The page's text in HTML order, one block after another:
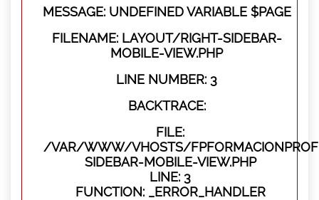
MESSAGE: UNDEFINED VARIABLE $PAGE
FILENAME: LAYOUT/RIGHT-SIDEBAR-
MOBILE-VIEW.PHP
LINE NUMBER: 3
BACKTRACE:
FILE:
/VAR/WWW/VHOSTS/
SIDEBAR-MOBILE-VIEW.PHP
LINE: 3
FUNCTION: _ERROR_HANDLER